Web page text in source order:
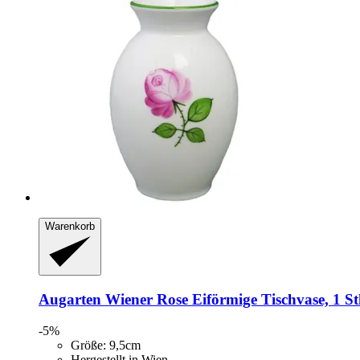
Warenkorb
Augarten Wiener Rose Eiförmige Tischvase, 1
-5%
Größe: 9,5cm